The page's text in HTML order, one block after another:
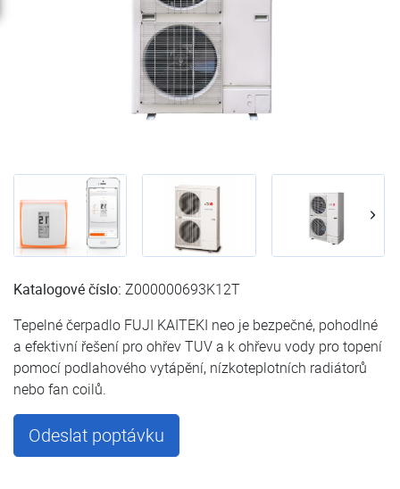
Katalogové číslo: Z000000693K12T
Tepelné čerpadlo FUJI KAITEKI neo je bezpečné, pohodlné
a efektivní řešení pro ohřev TUV a k ohřevu vody pro topení
pomocí podlahového vytápění, nízkoteplotních radiátorů
nebo fan coilů.
Odeslat poptávku